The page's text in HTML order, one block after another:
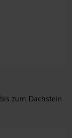
zum Dachstein